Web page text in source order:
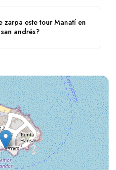
zarpa este tour Manatí en
san andrés?